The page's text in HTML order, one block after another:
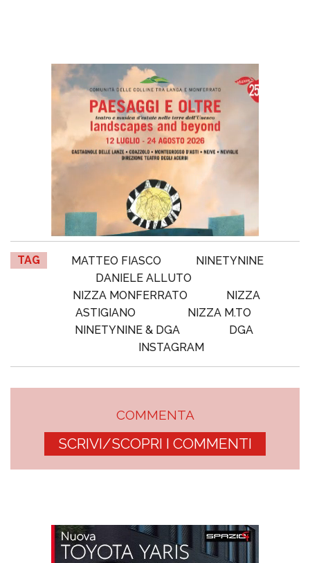
TAG MATTEO FIASCO
NINETYNINE
DANIELE ALLUTO
NIZZA MONFERRATO
NIZZA
ASTIGIANO
NIZZA M.TO
NINETYNINE & DGA
DGA
INSTAGRAM
COMMENTA
SCRIVI/SCOPRI I COMMENTI